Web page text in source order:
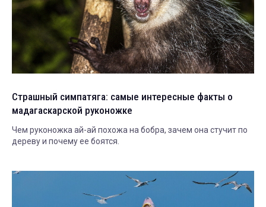
Страшный симпатяга: самые интересные факты о
мадагаскарской руконожке
Чем руконожка ай-ай похожа на бобра, зачем она стучит по
дереву и почему ее боятся.